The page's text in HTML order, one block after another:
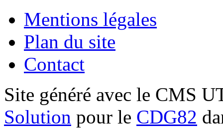
Mentions légales
Plan du site
Contact
Site généré avec le CMS
Solution pour le CDG82